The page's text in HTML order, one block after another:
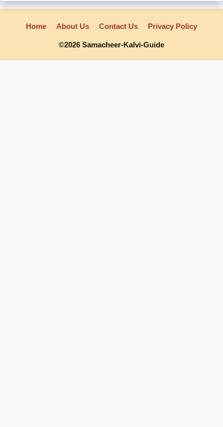
Home About Us Contact Us Privacy Policy
©2026 Samacheer-Kalvi-Guide